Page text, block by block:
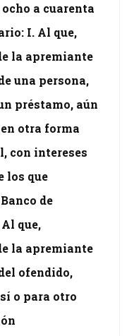
a cuarenta
I. Al que,
la apremiante
una persona,
préstamo, aún
otra forma
con intereses
los que
de
que,
la apremiante
ofendido,
o para otro